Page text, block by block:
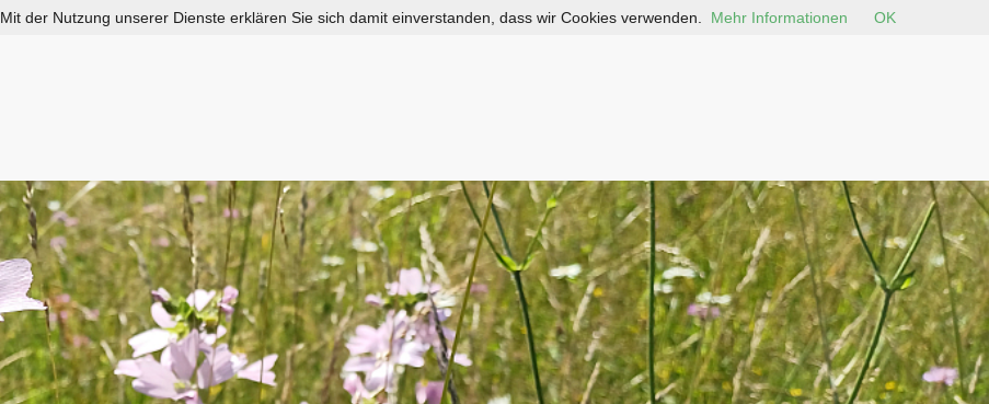
der Nutzung unserer Dienste erklären Sie sich damit einverstanden, dass wir Cookies verwenden. Mehr Informationen OK